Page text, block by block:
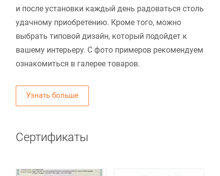
и после установки каждый день радоваться столь
удачному приобретению. Кроме того, можно
выбрать типовой дизайн, который подойдет к
вашему интерьеру. С фото примеров рекомендуем
ознакомиться в галерее товаров.
Узнать больше
Сертификаты